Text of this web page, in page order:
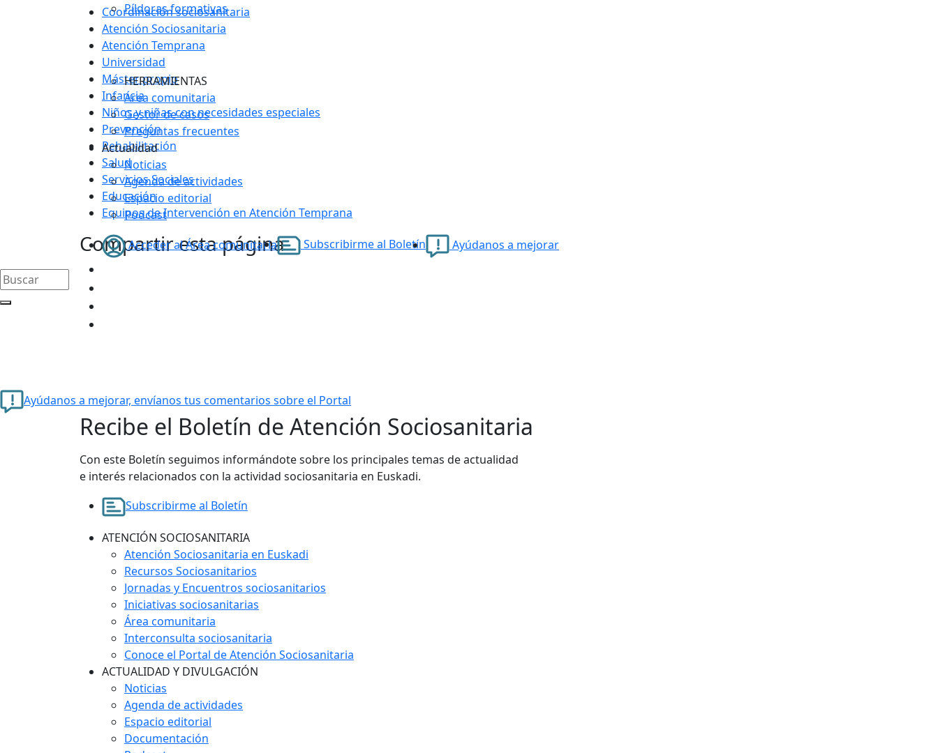
Píldoras formativas
HERRAMIENTAS
Área comunitaria
Gestor de casos
Preguntas frecuentes
Actualidad
Noticias
Agenda de actividades
Espacio editorial
Podcast
Acceder al Área comunitaria
Subscribirme al Boletín Ayúdanos a mejorar
Coordinación sociosanitaria
Atención Sociosanitaria
Atención Temprana
Universidad
Máster propio
Infancia
Niños y niñas con necesidades especiales
Prevención
Rehabilitación
Salud
Servicios Sociales
Educación
Equipos de Intervención en Atención Temprana
Compartir esta página
Ayúdanos a mejorar, envíanos tus comentarios sobre el Portal
Recibe el Boletín de Atención Sociosanitaria
Con este Boletín seguimos informándote sobre los principales temas de actualidad
e interés relacionados con la actividad sociosanitaria en Euskadi.
Subscribirme al Boletín
ATENCIÓN SOCIOSANITARIA
Atención Sociosanitaria en Euskadi
Recursos Sociosanitarios
Jornadas y Encuentros sociosanitarios
Iniciativas sociosanitarias
Área comunitaria
Interconsulta sociosanitaria
Conoce el Portal de Atención Sociosanitaria
ACTUALIDAD Y DIVULGACIÓN
Noticias
Agenda de actividades
Espacio editorial
Documentación